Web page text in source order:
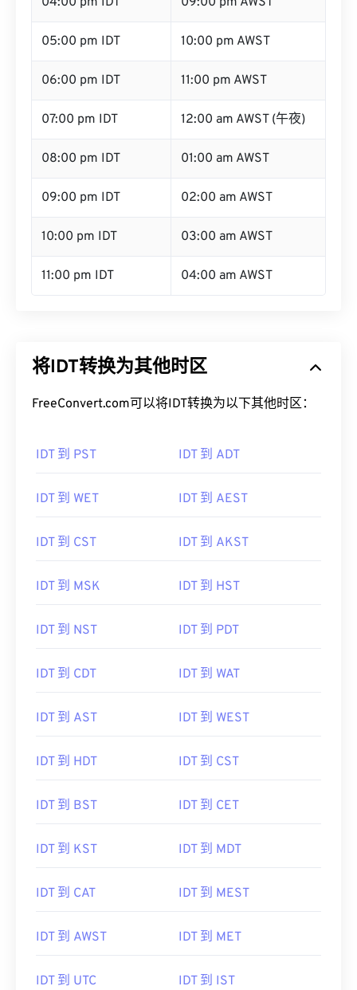
05:00 pm IDT 10:00 pm AWST
06:00 pm IDT 11:00 pm AWST
07:00 pm IDT 12:00 am AWST (午夜)
08:00 pm IDT 01:00 am AWST
09:00 pm IDT 02:00 am AWST
10:00 pm IDT 03:00 am AWST
11:00 pm IDT 04:00 am AWST
将IDT转换为其他时区
FreeConvert.com可以将IDT转换为以下其他时区：
IDT 到 PST IDT 到 ADT
IDT 到 WET IDT 到 AEST
IDT 到 CST IDT 到 AKST
IDT 到 MSK IDT 到 HST
IDT 到 NST IDT 到 PDT
IDT 到 CDT IDT 到 WAT
IDT 到 AST IDT 到 WEST
IDT 到 HDT IDT 到 CST
IDT 到 BST IDT 到 CET
IDT 到 KST IDT 到 MDT
IDT 到 CAT IDT 到 MEST
IDT 到 AWST IDT 到 MET
IDT 到 UTC IDT 到 IST